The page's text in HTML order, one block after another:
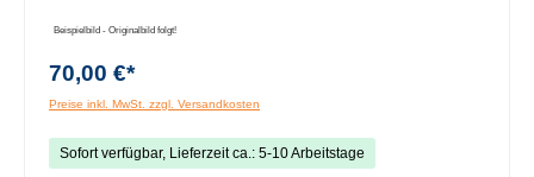
Beispielbild - Originalbild folgt!
70,00 €*
Preise inkl. MwSt. zzgl. Versandkosten
Sofort verfügbar, Lieferzeit ca.: 5-10 Arbeitstage